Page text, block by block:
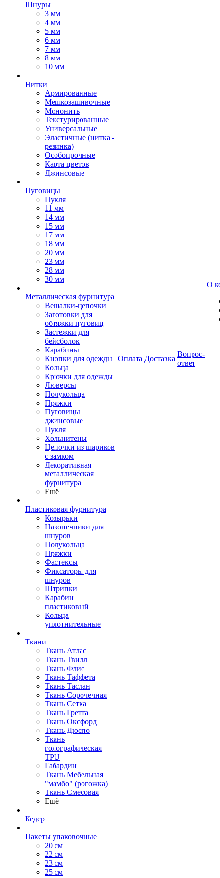
Шнуры
3 мм
4 мм
5 мм
6 мм
7 мм
8 мм
10 мм
Нитки
Армированные
Мешкозашивочные
Мононить
Текстурированные
Универсальные
Эластичные (нитка -
резинка)
Особопрочные
Карта цветов
Джинсовые
Пуговицы
Пукля
11 мм
14 мм
15 мм
17 мм
18 мм
20 мм
23 мм
28 мм
30 мм
Металлическая фурнитура
Вешалки-цепочки
Заготовки для
обтяжки пуговиц
Застежки для
бейсболок
Карабины
Кнопки для одежды
Кольца
Крючки для одежды
Люверсы
Полукольца
Пряжки
Пуговицы
джинсовые
Пукля
Хольнитены
Цепочки из шариков
с замком
Декоративная
металлическая
фурнитура
Ещё
Пластиковая фурнитура
Козырьки
Наконечники для
шнуров
Полукольца
Пряжки
Фастексы
Фиксаторы для
шнуров
Штрипки
Карабин
пластиковый
Кольца
уплотнительные
Ткани
Ткань Атлас
Ткань Твилл
Ткань Флис
Ткань Таффета
Ткань Таслан
Ткань Сорочечная
Ткань Сетка
Ткань Гретта
Ткань Оксфорд
Ткань Дюспо
Ткань
голографическая
TPU
Габардин
Ткань Мебельная
"мамбо" (рогожка)
Ткань Смесовая
Ещё
Кедер
Пакеты упаковочные
20 см
22 см
23 см
25 см
Оплата Доставка
Вопрос-
ответ
О